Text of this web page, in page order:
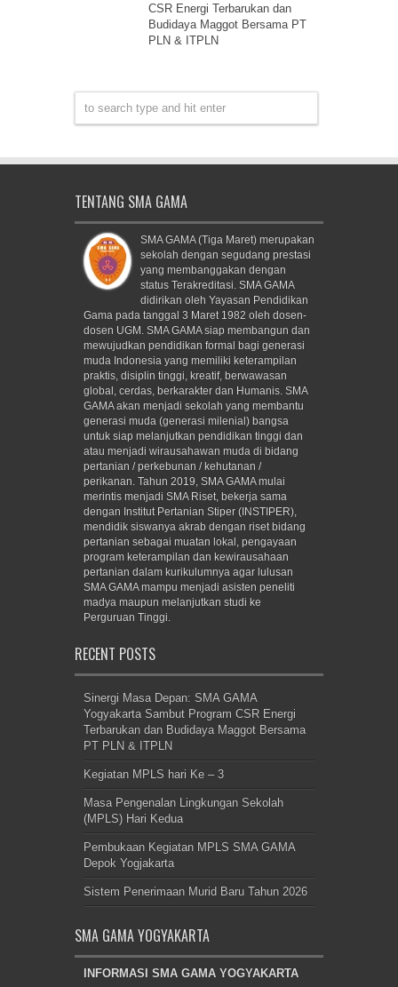
CSR Energi Terbarukan dan
Budidaya Maggot Bersama PT
PLN & ITPLN
TENTANG SMA GAMA
SMA GAMA (Tiga Maret) merupakan
sekolah dengan segudang prestasi
yang membanggakan dengan
status Terakreditasi. SMA GAMA
didirikan oleh Yayasan Pendidikan
Gama pada tanggal 3 Maret 1982 oleh dosen-
dosen UGM. SMA GAMA siap membangun dan
mewujudkan pendidikan formal bagi generasi
muda Indonesia yang memiliki keterampilan
praktis, disiplin tinggi, kreatif, berwawasan
global, cerdas, berkarakter dan Humanis. SMA
GAMA akan menjadi sekolah yang membantu
generasi muda (generasi milenial) bangsa
untuk siap melanjutkan pendidikan tinggi dan
atau menjadi wirausahawan muda di bidang
pertanian / perkebunan / kehutanan /
perikanan. Tahun 2019, SMA GAMA mulai
merintis menjadi SMA Riset, bekerja sama
dengan Institut Pertanian Stiper (INSTIPER),
mendidik siswanya akrab dengan riset bidang
pertanian sebagai muatan lokal, pengayaan
program keterampilan dan kewirausahaan
pertanian dalam kurikulumnya agar lulusan
SMA GAMA mampu menjadi asisten peneliti
madya maupun melanjutkan studi ke
Perguruan Tinggi.
RECENT POSTS
Sinergi Masa Depan: SMA GAMA
Yogyakarta Sambut Program CSR Energi
Terbarukan dan Budidaya Maggot Bersama
PT PLN & ITPLN
Kegiatan MPLS hari Ke – 3
Masa Pengenalan Lingkungan Sekolah
(MPLS) Hari Kedua
Pembukaan Kegiatan MPLS SMA GAMA
Depok Yogjakarta
Sistem Penerimaan Murid Baru Tahun 2026
SMA GAMA YOGYAKARTA
INFORMASI SMA GAMA YOGYAKARTA